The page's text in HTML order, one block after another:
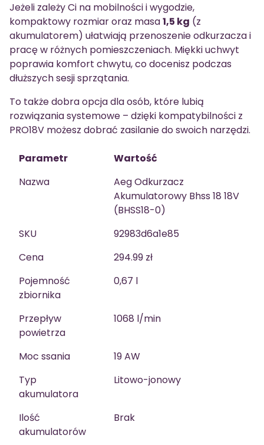
Jeżeli zależy Ci na mobilności i wygodzie,
kompaktowy rozmiar oraz masa1,5 kg (z
akumulatorem) ułatwiają przenoszenie odkurzacza i
pracę w różnych pomieszczeniach. Miękki uchwyt
poprawia komfort chwytu, co docenisz podczas
dłuższych sesji sprzątania.
To także dobra opcja dla osób, które lubią
rozwiązania systemowe – dzięki kompatybilności z
PRO18V możesz dobrać zasilanie do swoich narzędzi.
Parametr
Wartość
Nazwa
Aeg Odkurzacz
Akumulatorowy Bhss 18 18V
(BHSS18-0)
SKU
92983d6a1e85
Cena
294.99 zł
Pojemność
zbiornika
0,67 l
Przepływ
powietrza
1068 l/min
Moc ssania
19 AW
Typ
akumulatora
Litowo-jonowy
Ilość
akumulatorów
Brak